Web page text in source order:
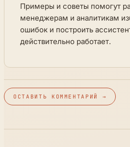
Примеры и советы помогут
менеджерам и аналитикам
ошибок и построить
действительно работает.
ОСТАВИТЬ КОММЕНТАРИЙ →